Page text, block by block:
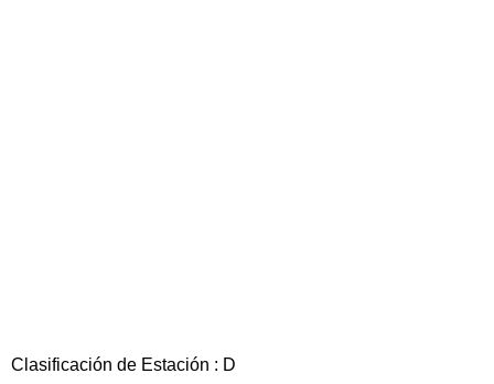
Clasificación de Estación : D